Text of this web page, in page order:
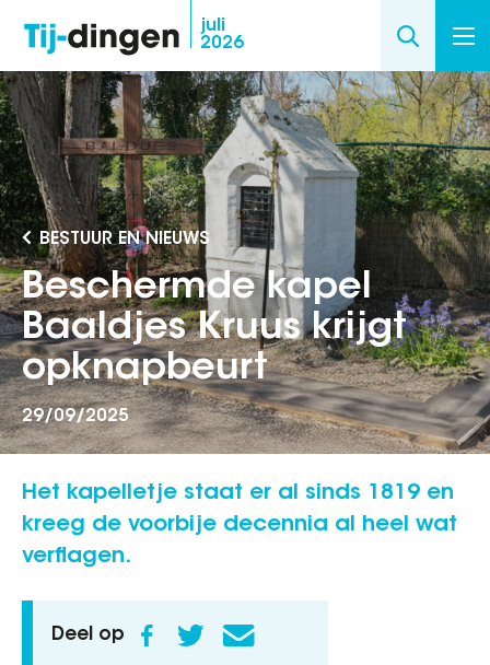
naar
de
inhoud
gaan
juli
2026
BESTUUR EN NIEUWS
Beschermde kapel
Baaldjes Kruus krijgt
opknapbeurt
29/09/2025
Het kapelletje staat er al sinds 1819 en
kreeg de voorbije decennia al heel wat
verflagen.
Deel op